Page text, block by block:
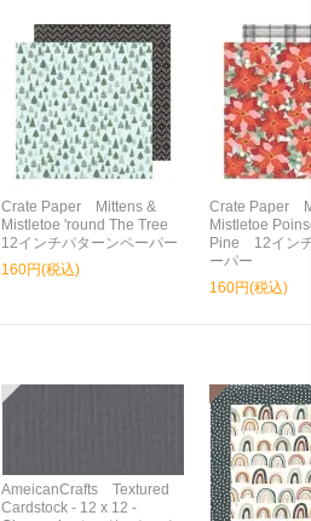
Crate Paper Mittens &
Mistletoe 'round The Tree
12インチパターンペーパー
160円(税込)
Crate Paper
Mistletoe
Pine 12イン
ーパー
160円(税込)
AmeicanCrafts Textured
Cardstock - 12 x 12 -